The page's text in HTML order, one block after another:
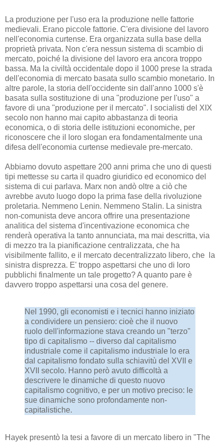
La produzione per l'uso era la produzione nelle fattorie
medievali. Erano piccole fattorie. C'era divisione del lavoro
nell'economia curtense. Era organizzata sulla base della
proprietà privata. Non c'era nessun sistema di scambio di
mercato, poiché la divisione del lavoro era ancora troppo
bassa. Ma la civiltà occidentale dopo il 1000 prese la strada
dell'economia di mercato basata sullo scambio monetario. In
altre parole, la storia dell'occidente sin dall'anno 1000 s'è
basata sulla sostituzione di una "produzione per l'uso" a
favore di una "produzione per il mercato". I socialisti del XIX
secolo non hanno mai capito abbastanza di teoria
economica, o di storia delle istituzioni economiche, per
riconoscere che il loro slogan era fondamentalmente una
difesa dell'economia curtense medievale pre-mercato.
Abbiamo dovuto aspettare 200 anni prima che uno di questi
tipi mettesse su carta il quadro giuridico ed economico del
sistema di cui parlava. Marx non andò oltre a ciò che
avrebbe avuto luogo dopo la prima fase della rivoluzione
proletaria. Nemmeno Lenin. Nemmeno Stalin. La sinistra
non-comunista deve ancora offrire una presentazione
analitica del sistema d'incentivazione economica che
renderà operativa la tanto annunciata, ma mai descritta, via
di mezzo tra la pianificazione centralizzata, che ha
visibilmente fallito, e il mercato decentralizzato libero, che la
sinistra disprezza. E' troppo aspettarsi che uno di loro
pubblichi finalmente un tale progetto? A quanto pare è
davvero troppo aspettarsi una cosa del genere.
Nel 1990, gli economisti e i tecnici hanno iniziato
a condividere un pensiero: cioè che il nuovo
ruolo dell'informazione stava creando un "terzo"
tipo di capitalismo -- diverso dal capitalismo
industriale come il capitalismo industriale lo era
dal capitalismo fondato sulla schiavitù del XVII e
XVII secolo. Hanno però avuto difficoltà a
descrivere le dinamiche di questo nuovo
capitalismo cognitivo, e per un motivo preciso: le
sue dinamiche sono profondamente non-
capitalistiche.
Hayek presentò la tesi a favore di un mercato libero in "The